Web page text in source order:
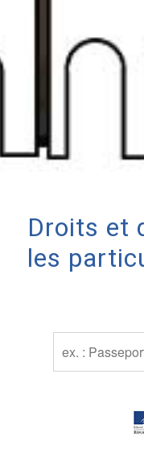
Droits et
les